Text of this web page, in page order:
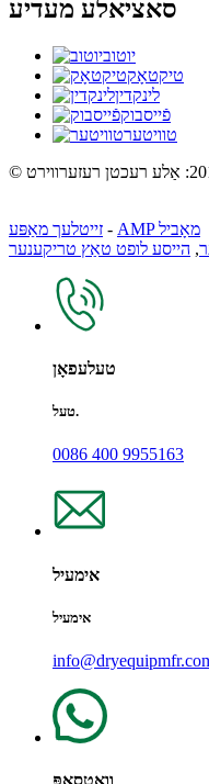
סאציאלע מעדיע
יוטוב
טיקטאָק
לינקדין
פֿייסבוק
טוויטער
זייטלעך מאַפּע -
AMP מאָביל
, הייסע לופט טאַץ טריקענער
טעלעפאָן
טעל.
0086 400 9955163
אימעיל
אימעיל